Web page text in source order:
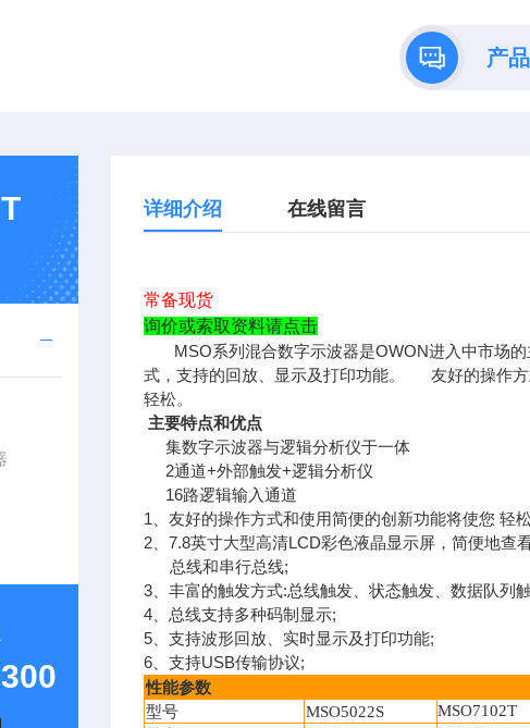
产
详细介绍 在线留言
常备现货
询价或索取资料请点击
MSO系列混合数字示波器是OWON进入中市场的
式，支持的回放、显示及打印功能。
友好的操作方
轻松。
主要特点和优点
集数字示波器与逻辑分析仪于一体
2通道+外部触发+逻辑分析仪
16路逻辑输入通道
1、友好的操作方式和使用简便的创新功能将使您 轻
2、7.8英寸大型高清LCD彩色液晶显示屏，简便地查
总线和串行总线;
3、丰富的触发方式:总线触发、状态触发、数据队列
4、总线支持多种码制显示;
5、支持波形回放、实时显示及打印功能;
6、支持USB传输协议;
性能参数
型号
MSO5022S
MSO7102T